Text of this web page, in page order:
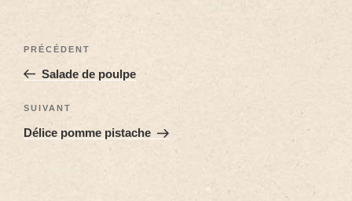
PRÉCÉDENT
Salade de poulpe
SUIVANT
Délice pomme pistache